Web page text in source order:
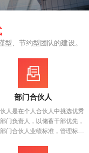
、节约型团队的建设。
部门合伙人
人是在个人合伙人中挑选优秀
门负责人，以储蓄干部优先，
门合伙人业绩标准，管理标准